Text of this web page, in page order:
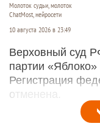
Молоток судьи, молоток
ChatMost, нейросети
10 августа 2026 в 23:49
Верховный суд
партии
Регистрация
отменена.